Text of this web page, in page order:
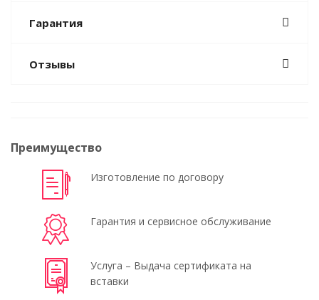
Гарантия
Отзывы
Преимущество
Изготовление по договору
Гарантия и сервисное обслуживание
Услуга – Выдача сертификата на
вставки